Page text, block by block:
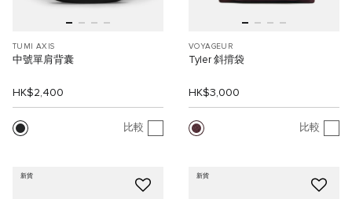
TUMI AXIS
中號單肩背囊
HK$2,400
比較
VOYAGEUR
Tyler 斜揹袋
HK$3,000
比較
新貨 新貨